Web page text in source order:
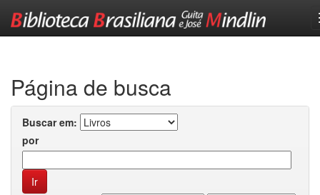
Página de busca
Buscar em:
por